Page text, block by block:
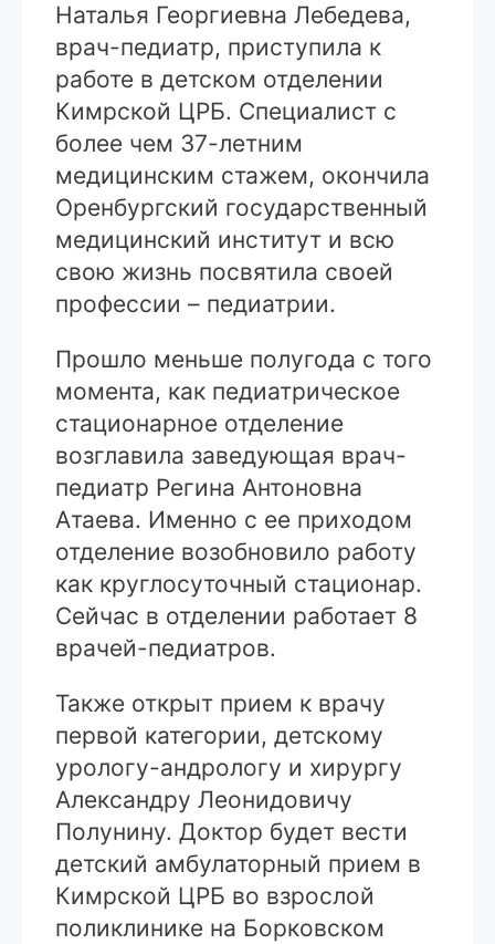
Наталья Георгиевна Лебедева,
врач-педиатр, приступила к
работе в детском отделении
Кимрской ЦРБ. Специалист с
более чем 37-летним
медицинским стажем, окончила
Оренбургский государственный
медицинский институт и всю
свою жизнь посвятила своей
профессии – педиатрии.
Прошло меньше полугода с того
момента, как педиатрическое
стационарное отделение
возглавила заведующая врач-
педиатр Регина Антоновна
Атаева. Именно с ее приходом
отделение возобновило работу
как круглосуточный стационар.
Сейчас в отделении работает 8
врачей-педиатров.
Также открыт прием к врачу
первой категории, детскому
урологу-андрологу и хирургу
Александру Леонидовичу
Полунину. Доктор будет вести
детский амбулаторный прием в
Кимрской ЦРБ во взрослой
поликлинике на Борковском